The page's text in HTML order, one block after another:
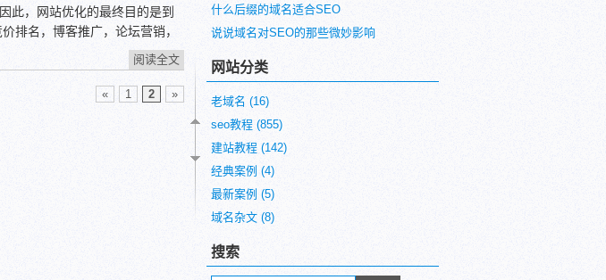
此，网站优化的最终目的是到
排名，博客推广，论坛营销，
包括网站优化。
的。网站优化是网站推广的
。当然，无论是网站优化还是
阅读全文
« 1 2 »
什么后缀的域名适合SEO
说说域名对SEO的那些微妙影响
网站分类
老域名 (16)
seo教程 (855)
建站教程 (142)
经典案例 (4)
最新案例 (5)
域名杂文 (8)
搜索